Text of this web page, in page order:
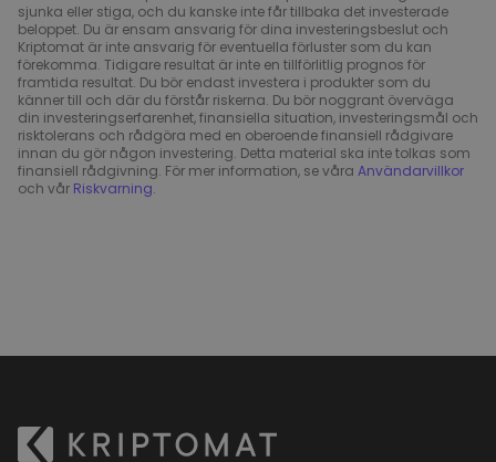
sjunka eller stiga, och du kanske inte får tillbaka det investerade
beloppet. Du är ensam ansvarig för dina investeringsbeslut och
Kriptomat är inte ansvarig för eventuella förluster som du kan
förekomma. Tidigare resultat är inte en tillförlitlig prognos för
framtida resultat. Du bör endast investera i produkter som du
känner till och där du förstår riskerna. Du bör noggrant överväga
din investeringserfarenhet, finansiella situation, investeringsmål och
risktolerans och rådgöra med en oberoende finansiell rådgivare
innan du gör någon investering. Detta material ska inte tolkas som
finansiell rådgivning. För mer information, se våra Användarvillkor
och vår Riskvarning.